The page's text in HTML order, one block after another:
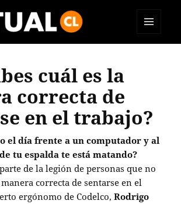
cuál es la
correcta de
en el trabajo?
el día frente a un computador y al
tu espalda te está matando?
de la legión de personas que no
correcta de sentarse en el
ergónomo de Codelco,Rodrigo